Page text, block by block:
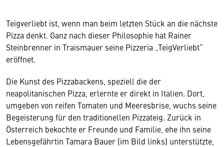
Teigverliebt ist, wenn man beim letzten Stück an die nächste
Pizza denkt. Ganz nach dieser Philosophie hat Rainer
Steinbrenner in Traismauer seine Pizzeria „TeigVerliebt“
eröffnet.
Die Kunst des Pizzabackens, speziell die der
neapolitanischen Pizza, erlernte er direkt in Italien. Dort,
umgeben von reifen Tomaten und Meeresbrise, wuchs seine
Begeisterung für den traditionellen Pizzateig. Zurück in
Österreich bekochte er Freunde und Familie, ehe ihn seine
Lebensgefährtin Tamara Bauer (im Bild links) unterstützte,